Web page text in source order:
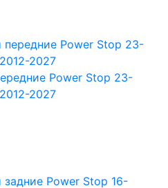
Power Stop 23-
2027